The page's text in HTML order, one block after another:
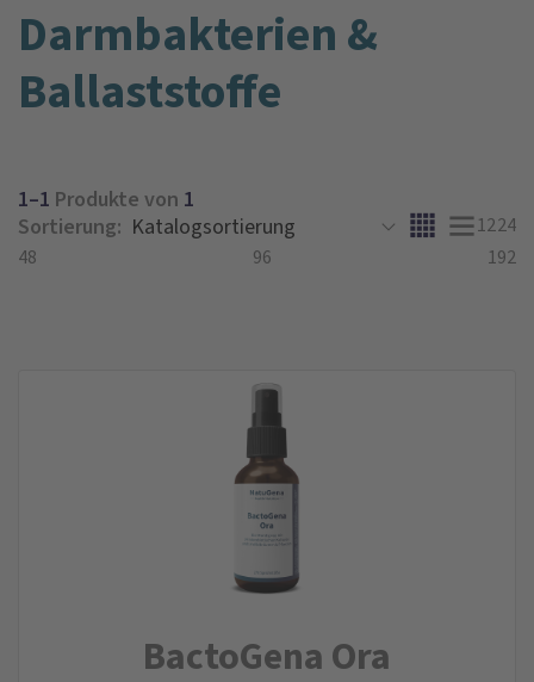
Darmbakterien &
Ballaststoffe
1–1 Produkte von 1
Sortierung:
1224
48
96 192
BactoGena Ora